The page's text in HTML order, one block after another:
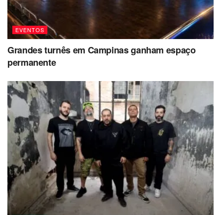
EVENTOS
Grandes turnês em Campinas ganham espaço
permanente